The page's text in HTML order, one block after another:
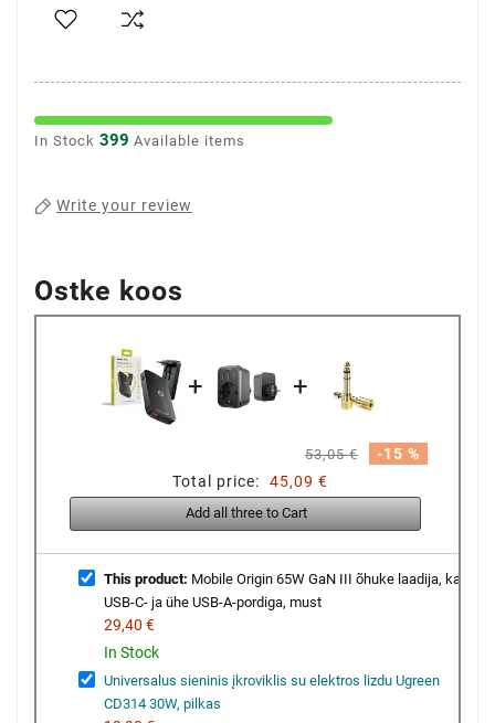
In Stock 399 Available items
Write your review
Ostke koos
+ +
53,05 €
-15 %
Total price:
45,09 €
Add all three to Cart
This product: Mobile Origin 65W GaN III õhuke laadija, kahe
USB-C- ja ühe USB-A-pordiga, must
29,40 €
In Stock
Universalus sieninis įkroviklis su elektros lizdu Ugreen
CD314 30W, pilkas